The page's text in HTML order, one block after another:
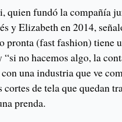
quien fundó la compañía
y Elizabeth en 2014,
pronta (fast fashion) tiene
no hacemos algo, la
una industria que ve
cortes de tela que quedan
prenda.